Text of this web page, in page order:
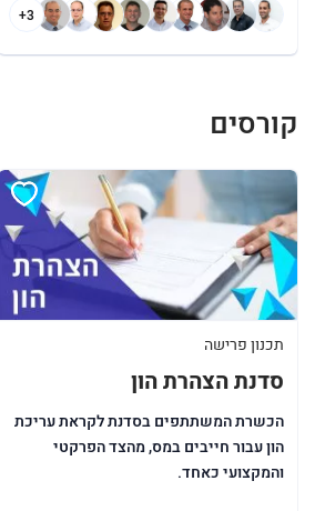
+3
קורסים
תכנון פרישה
סדנת הצהרת הון
הכשרת המשתתפים בסדנת לקראת עריכת
הון עבור חייבים במס, מהצד הפרקטי
והמקצועי כאחד.